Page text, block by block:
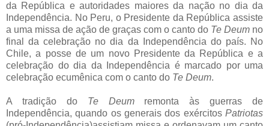
da República e autoridades maiores da nação no dia da
Independência. No Peru, o Presidente da República assiste
a uma missa de ação de graças com o canto do Te Deum no
final da celebração no dia da Independência do país. No
Chile, a posse de um novo Presidente da República e a
celebração do dia da Independência é marcado por uma
celebração ecumênica com o canto do Te Deum.
A tradição do Te Deumremonta às guerras de
Independência, quando os generais dos exércitos Patriotas